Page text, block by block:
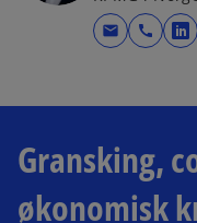
mail call
o
i
n
Gransking,
økonomisk